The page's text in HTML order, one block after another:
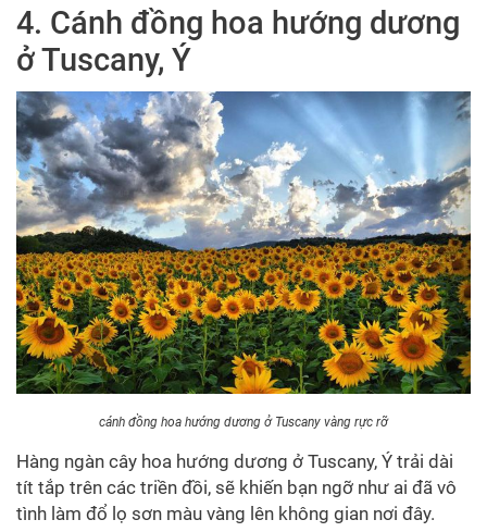
4. Cánh đồng hoa hướng dương
ở Tuscany, Ý
cánh đồng hoa hướng dương ở Tuscany vàng rực rỡ
Hàng ngàn cây hoa hướng dương ở Tuscany, Ý trải dài
tít tắp trên các triền đồi, sẽ khiến bạn ngỡ như ai đã vô
tình làm đổ lọ sơn màu vàng lên không gian nơi đây.